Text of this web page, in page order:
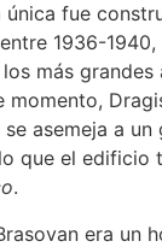
fue
1936-
más
momento,
asemeja a un
que el edificio
.
era un